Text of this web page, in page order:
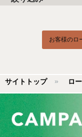
お客様のロ
サイトトップ ロ